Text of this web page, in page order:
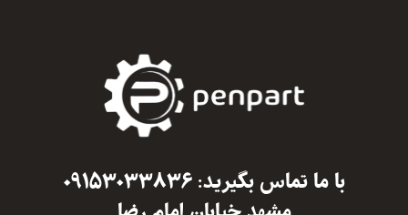
با ما تماس بگیرید: ۰۹۱۵۳۰۳۳۸۳۶